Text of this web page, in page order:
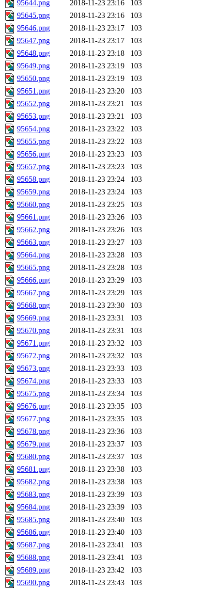
95644.png 2018-11-23 23:16
103
95645.png
2018-11-23 23:16
103
95646.png
2018-11-23 23:17
103
95647.png
2018-11-23 23:17
103
95648.png
2018-11-23 23:18
103
95649.png
2018-11-23 23:19
103
95650.png
2018-11-23 23:19
103
95651.png
2018-11-23 23:20
103
95652.png
2018-11-23 23:21
103
95653.png
2018-11-23 23:21
103
95654.png
2018-11-23 23:22
103
95655.png
2018-11-23 23:22
103
95656.png
2018-11-23 23:23
103
95657.png
2018-11-23 23:23
103
95658.png
2018-11-23 23:24
103
95659.png
2018-11-23 23:24
103
95660.png
2018-11-23 23:25
103
95661.png
2018-11-23 23:26
103
95662.png
2018-11-23 23:26
103
95663.png
2018-11-23 23:27
103
95664.png
2018-11-23 23:28
103
95665.png
2018-11-23 23:28
103
95666.png
2018-11-23 23:29
103
95667.png
2018-11-23 23:29
103
95668.png
2018-11-23 23:30
103
95669.png
2018-11-23 23:31
103
95670.png
2018-11-23 23:31
103
95671.png
2018-11-23 23:32
103
95672.png
2018-11-23 23:32
103
95673.png
2018-11-23 23:33
103
95674.png
2018-11-23 23:33
103
95675.png
2018-11-23 23:34
103
95676.png
2018-11-23 23:35
103
95677.png
2018-11-23 23:35
103
95678.png
2018-11-23 23:36
103
95679.png
2018-11-23 23:37
103
95680.png
2018-11-23 23:37
103
95681.png
2018-11-23 23:38
103
95682.png
2018-11-23 23:38
103
95683.png
2018-11-23 23:39
103
95684.png
2018-11-23 23:39
103
95685.png
2018-11-23 23:40
103
95686.png
2018-11-23 23:40
103
95687.png
2018-11-23 23:41
103
95688.png
2018-11-23 23:41
103
95689.png
2018-11-23 23:42
103
95690.png
2018-11-23 23:43
103